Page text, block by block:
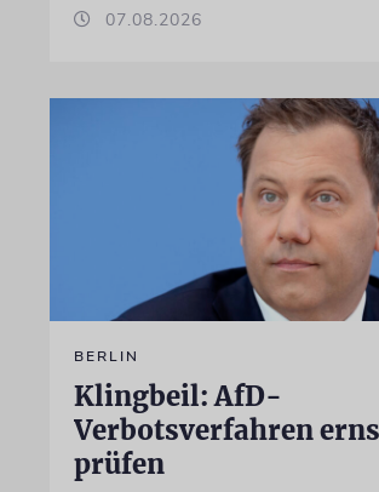
07.08.2026
BERLIN
Klingbeil: AfD-
Verbotsverfahren
prüfen